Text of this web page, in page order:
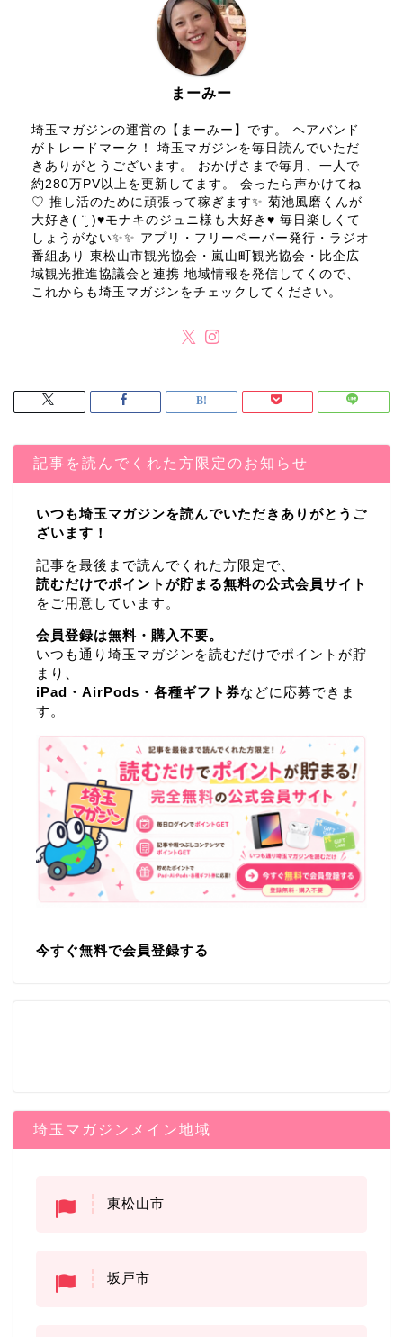
まーみー
埼玉マガジンの運営の【まーみー】です。 ヘアバンド
がトレードマーク！ 埼玉マガジンを毎日読んでいただ
きありがとうございます。 おかげさまで毎月、一人で
約280万PV以上を更新してます。 会ったら声かけてね
♡ 推し活のために頑張って稼ぎます✨ 菊池風磨くんが
大好き( ¨̮ )♥モナキのジュニ様も大好き♥ 毎日楽しくて
しょうがない✨✨ アプリ・フリーペーパー発行・ラジオ
番組あり 東松山市観光協会・嵐山町観光協会・比企広
域観光推進協議会と連携 地域情報を発信してくので、
これからも埼玉マガジンをチェックしてください。
記事を読んでくれた方限定のお知らせ
いつも埼玉マガジンを読んでいただきありがとうご
ざいます！
記事を最後まで読んでくれた方限定で、
読むだけでポイントが貯まる無料の公式会員サイト
をご用意しています。
会員登録は無料・購入不要。
いつも通り埼玉マガジンを読むだけでポイントが貯
まり、
iPad・AirPods・各種ギフト券などに応募できま
す。
今すぐ無料で会員登録する
埼玉マガジンメイン地域
東松山市
坂戸市